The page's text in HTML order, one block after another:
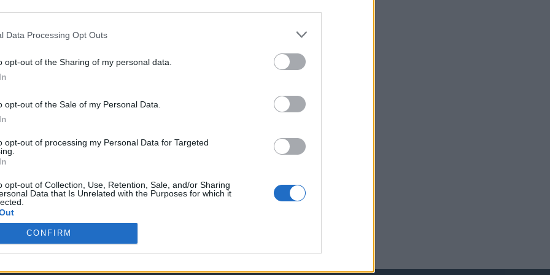
Data Processing Opt Outs
opt-out of the Sharing of my personal data.
opt-out of the Sale of my Personal Data.
opt-out of processing my Personal Data for Targeted
opt-out of Collection, Use, Retention, Sale, and/or Sharing
Data that Is Unrelated with the Purposes for which it
CONFIRM
filosofia di